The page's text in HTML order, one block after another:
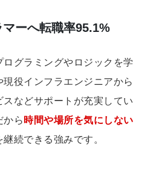
ーへ転職率95.1%
グラミングやロジックを学
役インフラエンジニアから
などサポートが充実してい
から 時間や場所を気にしない
続できる強みです。